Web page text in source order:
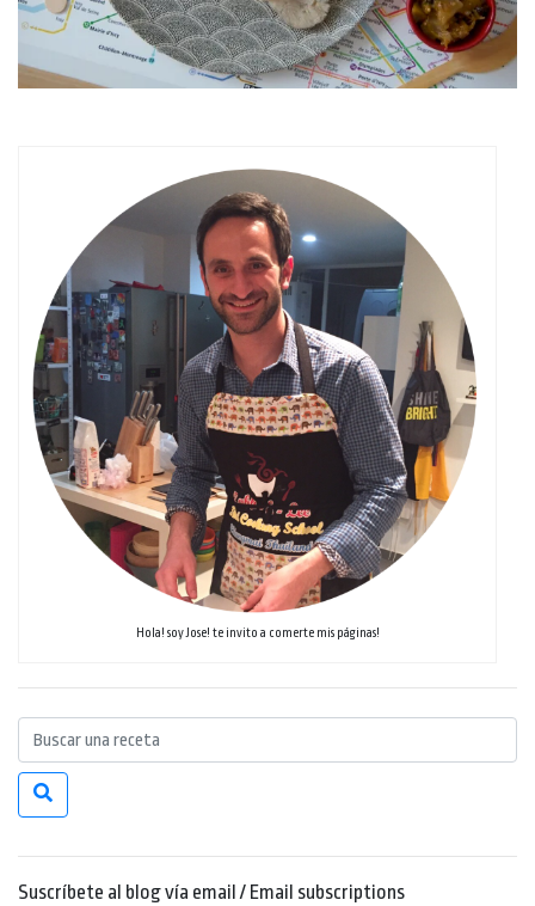
Hola! soy Jose! te invito a comerte mis páginas!
Suscríbete al blog vía email / Email subscriptions